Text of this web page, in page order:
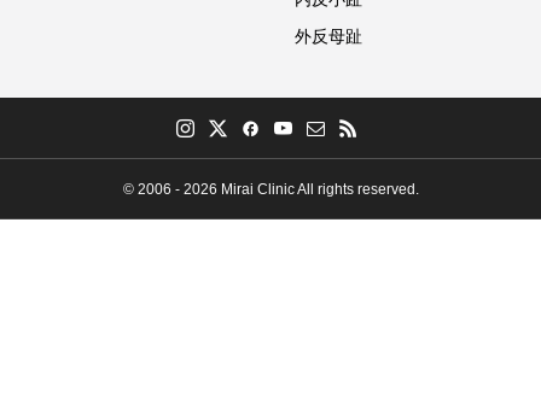
外反母趾
© 2006 - 2026 Mirai Clinic All rights reserved.